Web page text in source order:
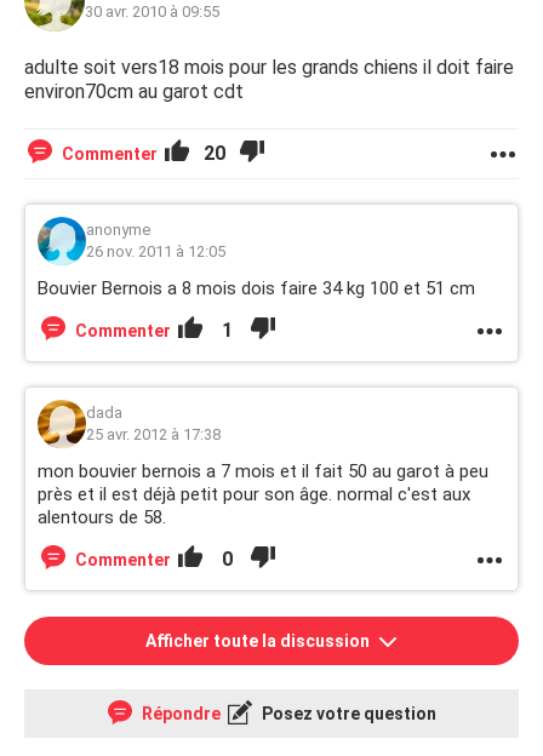
30 avr. 2010 à 09:55
adulte soit vers18 mois pour les grands chiens il doit faire
environ70cm au garot cdt
Commenter 20
anonyme
26 nov. 2011 à 12:05
Bouvier Bernois a 8 mois dois faire 34 kg 100 et 51 cm
Commenter 1
dada
25 avr. 2012 à 17:38
mon bouvier bernois a 7 mois et il fait 50 au garot à peu
près et il est déjà petit pour son âge. normal c'est aux
alentours de 58.
Commenter 0
Afficher toute la discussion
Répondre Posez votre question